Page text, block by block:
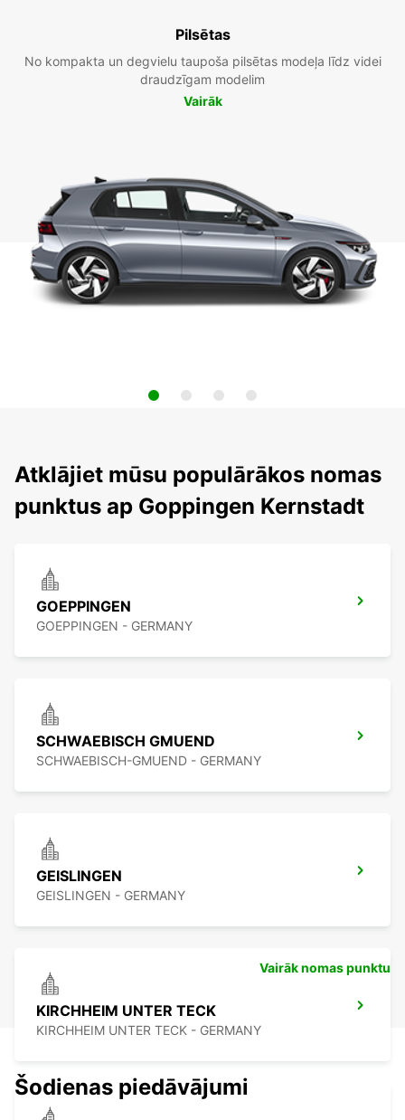
Pilsētas
No kompakta un degvielu taupoša pilsētas modeļa līdz videi
draudzīgam modelim
Vairāk
Atklājiet mūsu populārākos nomas
punktus ap Goppingen Kernstadt
GOEPPINGEN
GOEPPINGEN - GERMANY
SCHWAEBISCH GMUEND
SCHWAEBISCH-GMUEND - GERMANY
GEISLINGEN
GEISLINGEN - GERMANY
KIRCHHEIM UNTER TECK
KIRCHHEIM UNTER TECK - GERMANY
Vairāk nomas punktu
Šodienas piedāvājumi